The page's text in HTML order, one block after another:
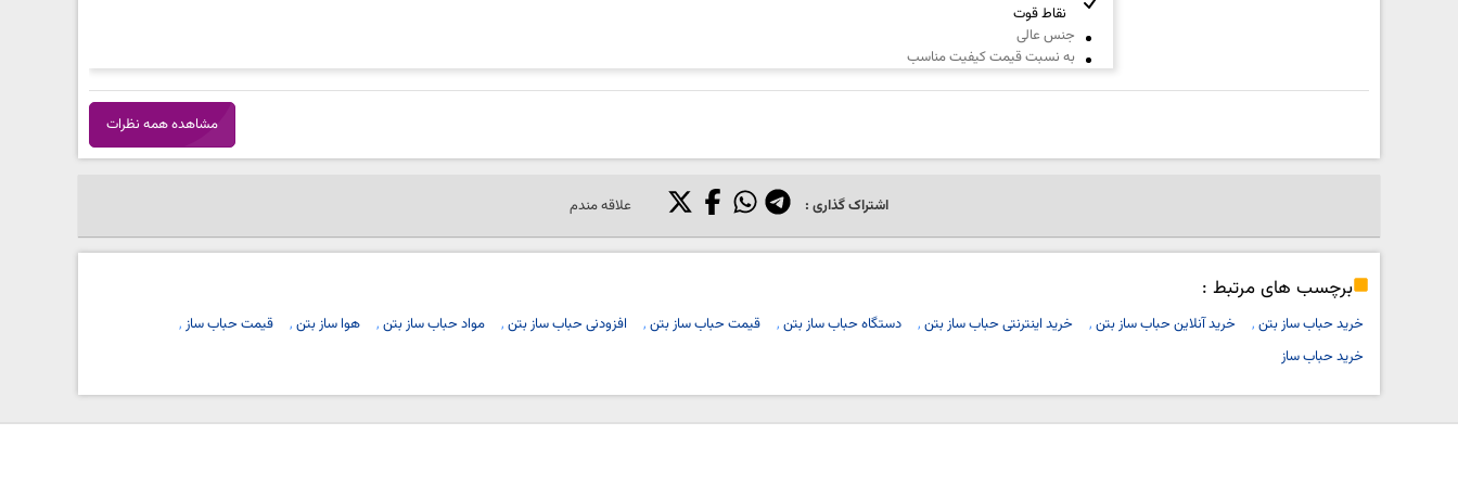
نقاط قوت
جنس عالی
به نسبت قیمت کیفیت مناسب
مشاهده همه نظرات
اشتراک گذاری : علاقه مندم
برچسب های مرتبط :
خرید حباب ساز بتن خرید آنلاین حباب ساز بتن خرید اینترنتی حباب ساز بتن دستگاه حباب ساز بتن قیمت حباب ساز بتن افزودنی حباب ساز بتن مواد حباب ساز بتن هوا ساز بتن
قیمت حباب ساز
خرید حباب ساز